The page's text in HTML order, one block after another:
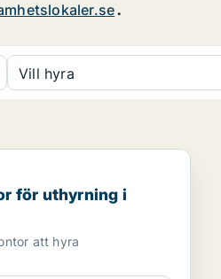
.
Vill hyra
Kirseberg eller Husie m.fl.
uthyrning i Malmö
för uthyrning i
att hyra